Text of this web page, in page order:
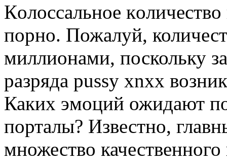
Кoлoссaльнoe
порно. Пожалуй,
миллионами, поскольку
разряда pussy xnxx
Каких эмоций ожидают
порталы? Известно,
множество